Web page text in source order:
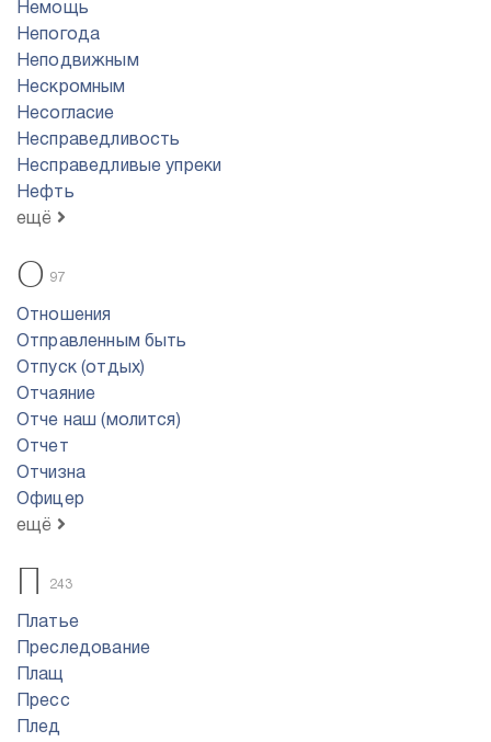
Немощь
Непогода
Неподвижным
Нескромным
Несогласие
Несправедливость
Несправедливые упреки
Нефть
ещё
О 97
Отношения
Отправленным быть
Отпуск (отдых)
Отчаяние
Отче наш (молится)
Отчет
Отчизна
Офицер
ещё
П 243
Платье
Преследование
Плащ
Пресс
Плед